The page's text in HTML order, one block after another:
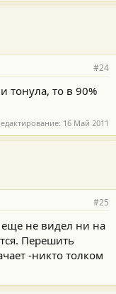
#24
тонула, то в 90%
16 Май 2011
#25
еще не видел ни на
Перешить
-никто толком